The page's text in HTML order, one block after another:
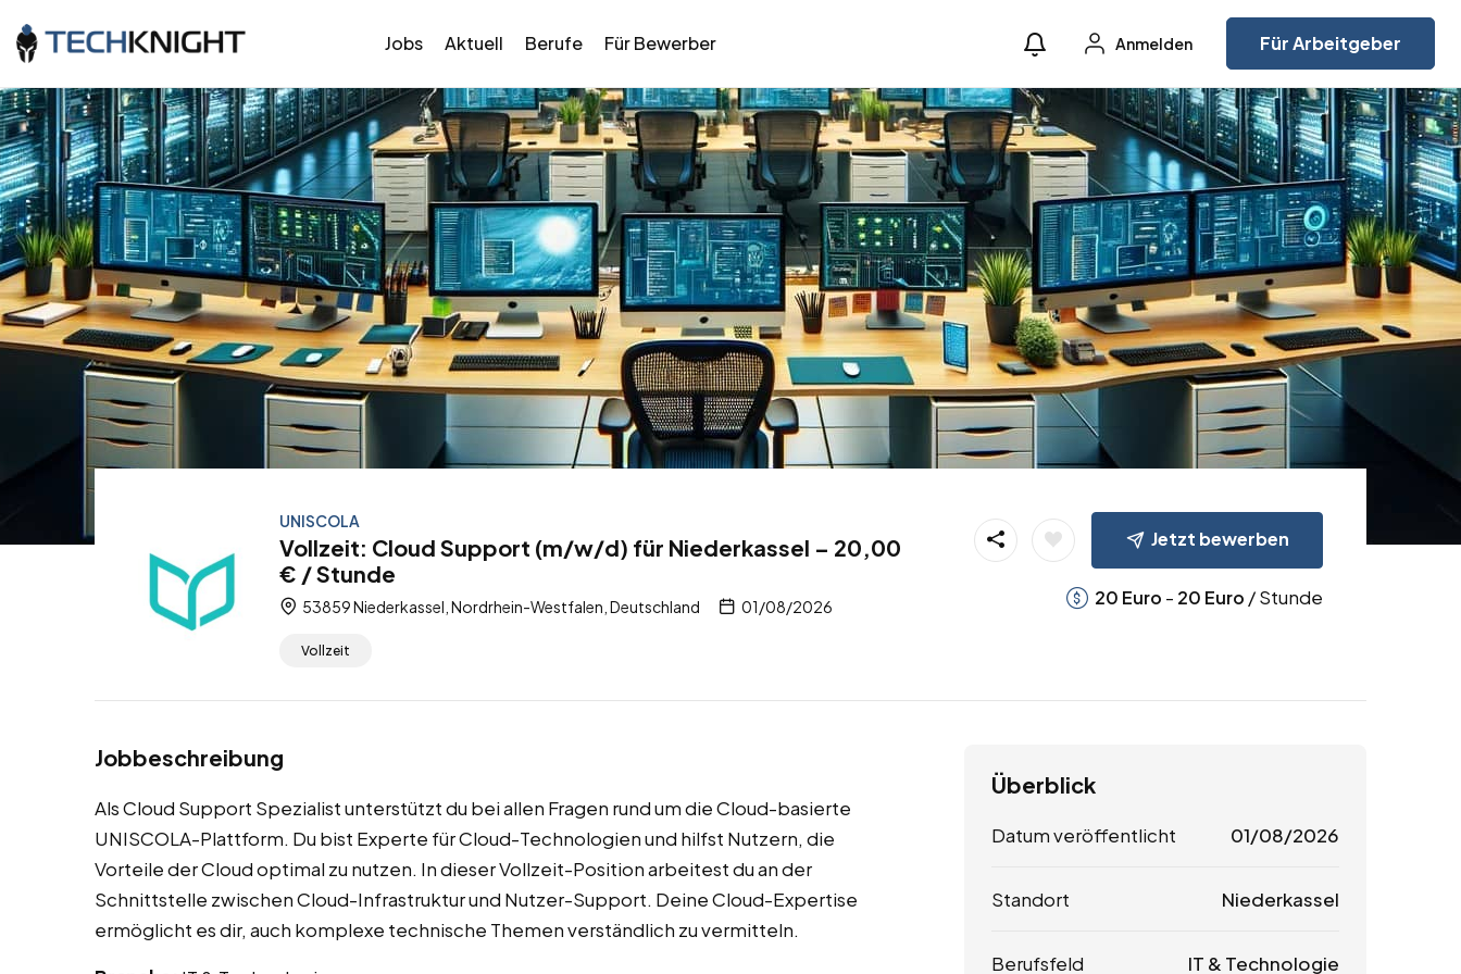
Jobs Aktuell Berufe Für Bewerber Anmelden Für Arbeitgeber
UNISCOLA
Vollzeit: Cloud Support (m/w/d) für Niederkassel – 20,00
€ / Stunde
53859 Niederkassel, Nordrhein-Westfalen, Deutschland 01/08/2026
Vollzeit
Jetzt bewerben
20 Euro - 20 Euro / Stunde
Jobbeschreibung
Als Cloud Support Spezialist unterstützt du bei allen Fragen rund um die Cloud-basierte
UNISCOLA-Plattform. Du bist Experte für Cloud-Technologien und hilfst Nutzern, die
Vorteile der Cloud optimal zu nutzen. In dieser Vollzeit-Position arbeitest du an der
Schnittstelle zwischen Cloud-Infrastruktur und Nutzer-Support. Deine Cloud-Expertise
ermöglicht es dir, auch komplexe technische Themen verständlich zu vermitteln.
Überblick
Datum veröffentlicht 01/08/2026
Standort Niederkassel
Berufsfeld IT & Technologie